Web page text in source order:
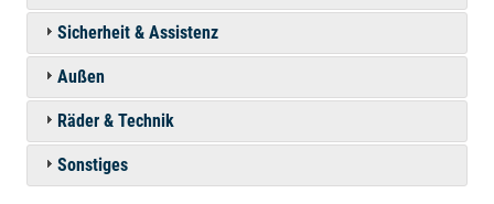
Sicherheit & Assistenz
Außen
Räder & Technik
Sonstiges